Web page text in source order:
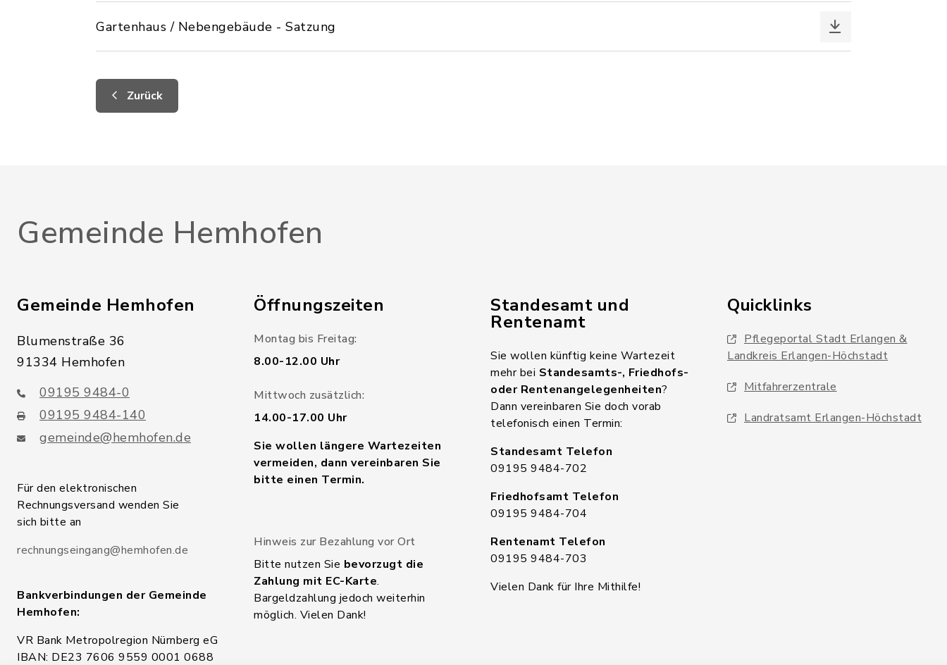
Gartenhaus / Nebengebäude - Satzung
Zurück
Gemeinde Hemhofen
Gemeinde Hemhofen
Blumenstraße 36
91334 Hemhofen
09195 9484-0
09195 9484-140
gemeinde@hemhofen.de
Für den elektronischen
Rechnungsversand wenden Sie
sich bitte an
rechnungseingang@hemhofen.de
Bankverbindungen der Gemeinde
Hemhofen:
VR Bank Metropolregion Nürnberg eG
IBAN: DE23 7606 9559 0001 0688
Öffnungszeiten
Montag bis Freitag:
8.00-12.00 Uhr
Mittwoch zusätzlich:
14.00-17.00 Uhr
Sie wollen längere Wartezeiten
vermeiden, dann vereinbaren Sie
bitte einen Termin.
Hinweis zur Bezahlung vor Ort
Bitte nutzen Sie bevorzugt die
Zahlung mit EC-Karte.
Bargeldzahlung jedoch weiterhin
möglich. Vielen Dank!
Standesamt und
Rentenamt
Sie wollen künftig keine Wartezeit
mehr bei Standesamts-, Friedhofs-
oder Rentenangelegenheiten?
Dann vereinbaren Sie doch vorab
telefonisch einen Termin:
Standesamt Telefon
09195 9484-702
Friedhofsamt Telefon
09195 9484-704
Rentenamt Telefon
09195 9484-703
Vielen Dank für Ihre Mithilfe!
Quicklinks
Pflegeportal Stadt Erlangen &
Landkreis Erlangen-Höchstadt
Mitfahrerzentrale
Landratsamt Erlangen-Höchstadt